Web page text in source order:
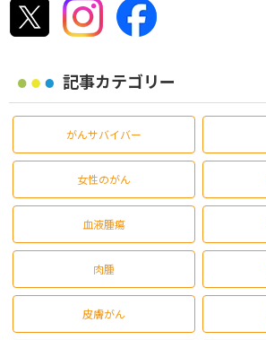
記事カテゴリー
がんサバイバー
女性のがん
血液腫瘍
肉腫
皮膚がん